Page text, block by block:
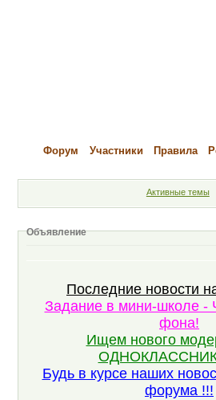
Форум Участники Правила
Активные темы
Объявление
Последние новости
Задание в мини-школе -
фона!
Ищем нового
Будь в курсе наших
форума !!!